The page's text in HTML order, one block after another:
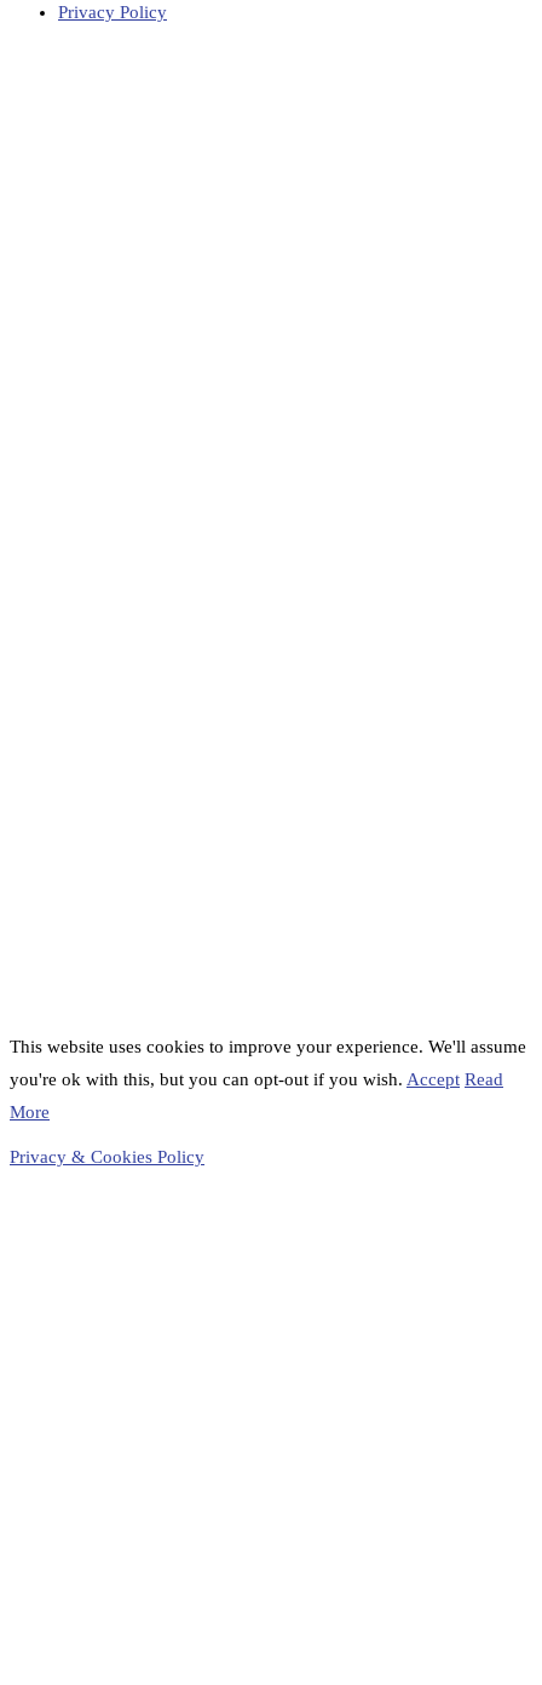
Privacy Policy
This website uses cookies to improve your experience. We'll assume
you're ok with this, but you can opt-out if you wish. Accept Read
More
Privacy & Cookies Policy